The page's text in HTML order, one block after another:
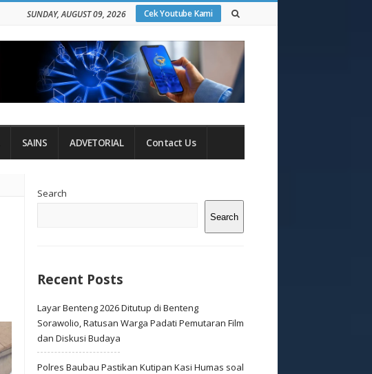
Cek Youtube Kami
SUNDAY, AUGUST 09, 2026
SAINS ADVETORIAL Contact Us
Sidebar
Search
Search
Recent Posts
Layar Benteng 2026 Ditutup di Benteng
Sorawolio, Ratusan Warga Padati Pemutaran Film
dan Diskusi Budaya
Polres Baubau Pastikan Kutipan Kasi Humas soal